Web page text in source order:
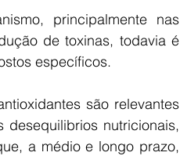
principalmente nas
de toxinas, todavia é
específicos.
são relevantes
nutricionais,
a médio e longo prazo,